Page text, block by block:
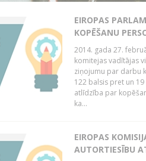
EIROPAS
KOPĒŠANU
2014. gada 27.
komitejas vadītājas
ziņojumu par darbu
122 balsis pret un
atlīdzība par
ka...
EIROPAS
AUTORTIESĪBU